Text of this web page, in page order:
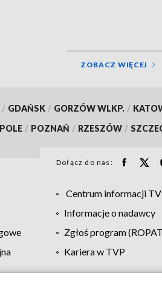
ZOBACZ WIĘCEJ
/ GDAŃSK / GORZÓW WLKP. /
/ POZNAŃ / RZESZÓW /
Dołącz do nas:
Centrum informacji
Informacje o nadawcy
Zgłoś program
Kariera w TVP